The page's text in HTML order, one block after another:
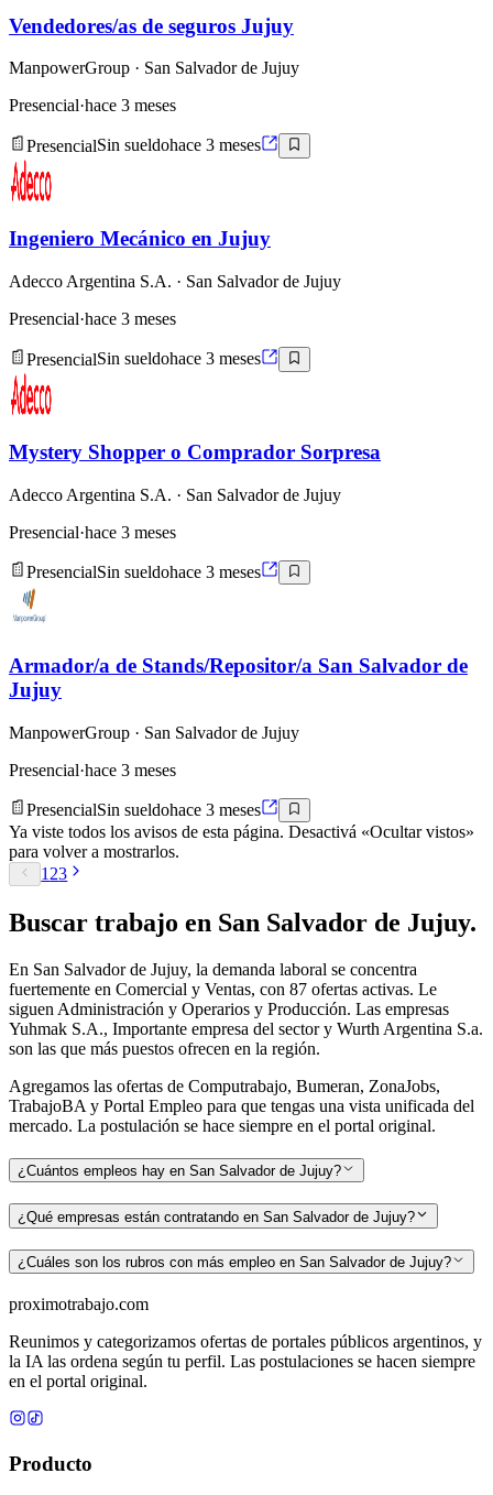
Vendedores/as de seguros Jujuy
ManpowerGroup · San Salvador de Jujuy
Presencial·hace 3 meses
PresencialSin sueldohace 3 meses
Ingeniero Mecánico en Jujuy
Adecco Argentina S.A. · San Salvador de Jujuy
Presencial·hace 3 meses
PresencialSin sueldohace 3 meses
Mystery Shopper o Comprador Sorpresa
Adecco Argentina S.A. · San Salvador de Jujuy
Presencial·hace 3 meses
PresencialSin sueldohace 3 meses
Armador/a de Stands/Repositor/a San Salvador de
Jujuy
ManpowerGroup · San Salvador de Jujuy
Presencial·hace 3 meses
PresencialSin sueldohace 3 meses
Ya viste todos los avisos de esta página. Desactivá «Ocultar vistos»
para volver a mostrarlos.
1 23
Buscar trabajo en San Salvador de Jujuy.
En San Salvador de Jujuy, la demanda laboral se concentra
fuertemente en Comercial y Ventas, con 87 ofertas activas. Le
siguen Administración y Operarios y Producción. Las empresas
Yuhmak S.A., Importante empresa del sector y Wurth Argentina S.a.
son las que más puestos ofrecen en la región.
Agregamos las ofertas de Computrabajo, Bumeran, ZonaJobs,
TrabajoBA y Portal Empleo para que tengas una vista unificada del
mercado. La postulación se hace siempre en el portal original.
¿Cuántos empleos hay en San Salvador de Jujuy?
¿Qué empresas están contratando en San Salvador de Jujuy?
¿Cuáles son los rubros con más empleo en San Salvador de Jujuy?
proximotrabajo.com
Reunimos y categorizamos ofertas de portales públicos argentinos, y
la IA las ordena según tu perfil. Las postulaciones se hacen siempre
en el portal original.
Producto